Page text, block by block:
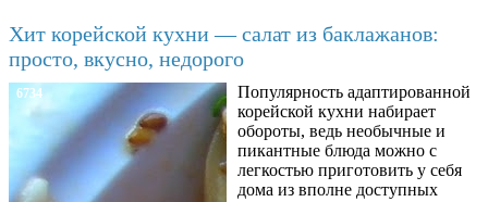
Хит корейской кухни — салат из баклажанов:
просто, вкусно, недорого
6734
Популярность адаптированной
корейской кухни набирает
обороты, ведь необычные и
пикантные блюда можно с
легкостью приготовить у себя
дома из вполне доступных